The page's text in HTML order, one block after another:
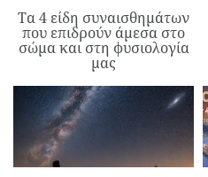
Τα 4 είδη συναισθημάτων
που επιδρούν άμεσα στο
σώμα και στη φυσιολογία
μας